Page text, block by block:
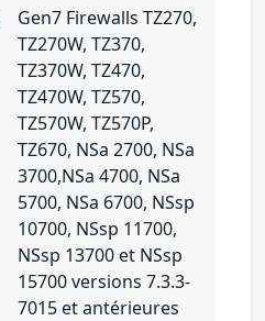
Gen7 Firewalls TZ270,
TZ270W, TZ370,
TZ370W, TZ470,
TZ470W, TZ570,
TZ570W, TZ570P,
TZ670, NSa 2700, NSa
3700,NSa 4700, NSa
5700, NSa 6700, NSsp
10700, NSsp 11700,
NSsp 13700 et NSsp
15700 versions 7.3.3-
7015 et antérieures